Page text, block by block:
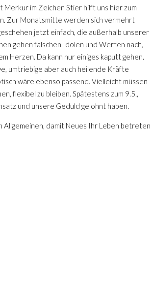
im Zeichen Stier hilft uns hier zum
Zur Monatsmitte werden sich vermehrt
jetzt einfach, die außerhalb unserer
gehen falschen Idolen und Werten nach,
Herzen. Da kann nur einiges kaputt gehen.
umtriebige aber auch heilende Kräfte
wäre ebenso passend. Vielleicht müssen
flexibel zu bleiben. Spätestens zum 9.5.,
und unsere Geduld gelohnt haben.
Allgemeinen, damit Neues Ihr Leben betreten